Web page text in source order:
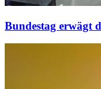
Bundestag erwägt